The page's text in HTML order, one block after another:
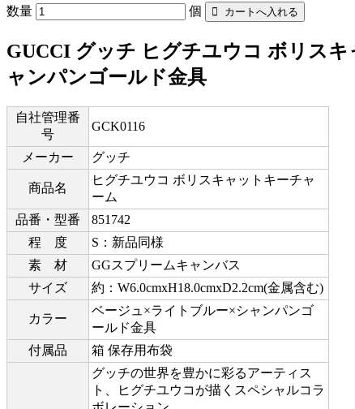
数量
個
GUCCI グッチ ヒグチユウコ ボリス
ャンパンゴールド金具
自社管理番
号
GCK0116
メーカー グッチ
商品名
ヒグチユウコ ボリスキャットキーチャ
ーム
品番・型番
851742
程 度
S：新品同様
素 材
GGスプリームキャンバス
サイズ
約：W6.0cmxH18.0cmxD2.2cm(金属含む)
カラー
ベージュ×ライトブルー×シャンパンゴ
ールド金具
付属品
箱 保存用布袋
グッチの世界を豊かに彩るアーティス
ト、ヒグチユウコが描くスペシャルコラ